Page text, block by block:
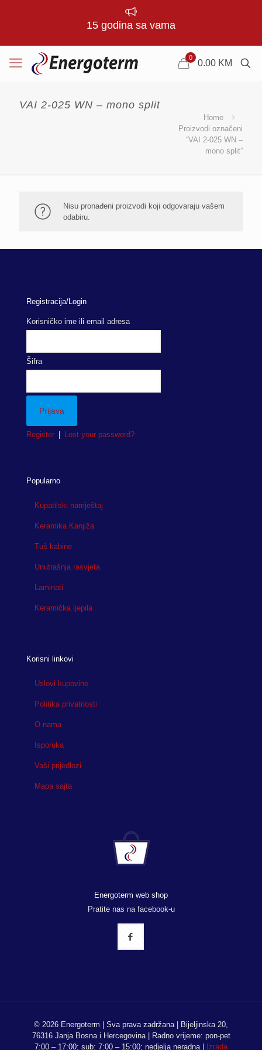
15 godina sa vama
0
0.00 KM
VAI 2-025 WN – mono split
Home
Proizvodi označeni
“VAI 2-025 WN –
mono split”
Nisu pronađeni proizvodi koji odgovaraju vašem
odabiru.
Registracija/Login
Korisničko ime ili email adresa
Šifra
Register Lost your password?
Popularno
Kupatilski namještaj
Keramika Kanjiža
Tuš kabine
Unutrašnja rasvjeta
Laminati
Keramička ljepila
Korisni linkovi
Uslovi kupovine
Politika privatnosti
O nama
Isporuka
Vaši prijedlozi
Mapa sajta
Energoterm web shop
Pratite nas na facebook-u
© 2026 Energoterm | Sva prava zadržana | Bijeljinska 20,
76316 Janja Bosna i Hercegovina | Radno vrijeme: pon-pet
7:00 – 17:00; sub: 7:00 – 15:00; nedjelja neradna |
Izrada